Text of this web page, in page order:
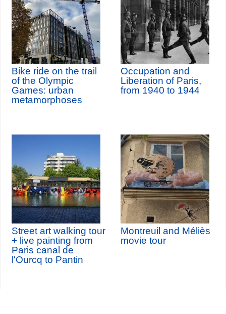
Bike ride on the trail
of the Olympic
Games: urban
metamorphoses
Occupation and
Liberation of Paris,
from 1940 to 1944
Street art walking tour
+ live painting from
Paris canal de
l'Ourcq to Pantin
Montreuil and Méliès
movie tour